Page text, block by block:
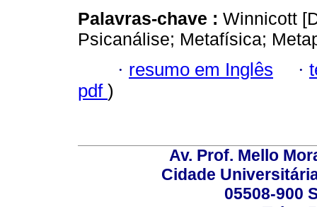
Palavras-chave : Winnicott
Psicanálise; Metafísica;
· resumo em Inglês ·
pdf )
Av. Prof. Mello
Cidade
05508-900